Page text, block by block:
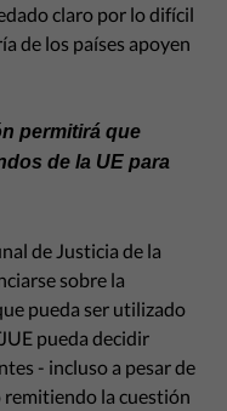
claro por lo difícil
de los países apoyen
permitirá que
de la UE para
de Justicia de la
sobre la
pueda ser utilizado
pueda decidir
- incluso a pesar de
la cuestión